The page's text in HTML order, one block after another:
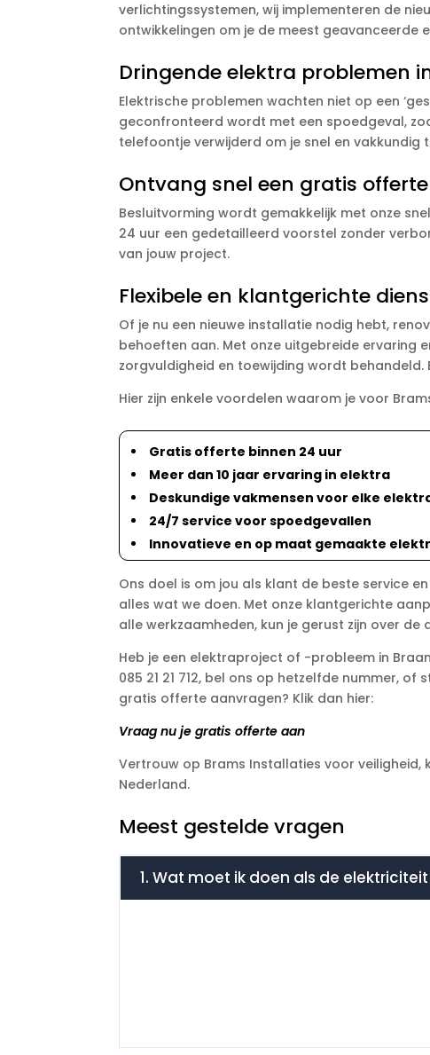
verlichtingssystemen, wij implementeren de
ontwikkelingen om je de meest geavanceerde
Dringende elektra problemen
Elektrische problemen wachten niet op een
geconfronteerd wordt met een spoedgeval,
telefoontje verwijderd om je snel en vakkundig
Ontvang snel een gratis
Besluitvorming wordt gemakkelijk met onze
24 uur een gedetailleerd voorstel zonder
van jouw project.
Flexibele en klantgerichte
Of je nu een nieuwe installatie nodig hebt,
behoeften aan. Met onze uitgebreide ervaring
zorgvuldigheid en toewijding wordt behandeld.
Hier zijn enkele voordelen waarom je voor
Gratis offerte binnen 24 uur
Meer dan 10 jaar ervaring in elektra
Deskundige vakmensen voor elke
24/7 service voor spoedgevallen
Innovatieve en op maat gemaakte
Ons doel is om jou als klant de beste service
alles wat we doen. Met onze klantgerichte
alle werkzaamheden, kun je gerust zijn over
Heb je een elektraproject of -probleem in
085 21 21 712, bel ons op hetzelfde nummer,
gratis offerte aanvragen? Klik dan hier:
Vraag nu je gratis offerte aan
Vertrouw op Brams Installaties voor veiligheid,
Nederland.
Meest gestelde vragen
1. Wat moet ik doen als de